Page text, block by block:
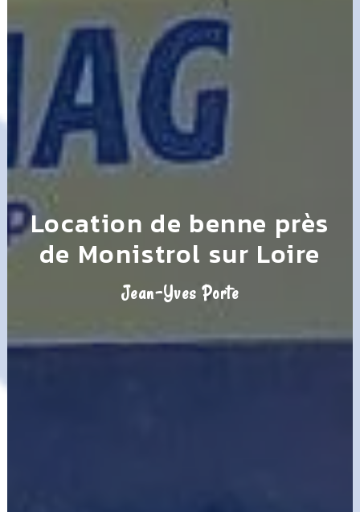
Location de benne près
de Monistrol sur Loire
Jean-Yves Porte